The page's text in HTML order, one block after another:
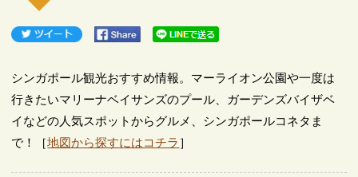
シンガポール観光おすすめ情報。マーライオン公園や一度は
行きたいマリーナベイサンズのプール、ガーデンズバイザベ
イなどの人気スポットからグルメ、シンガポールコネタま
で！［地図から探すにはコチラ ］